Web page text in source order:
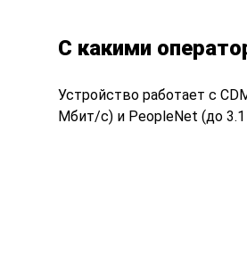
С какими
Устройствоработает с
Мбит/с) и PeopleNet (до